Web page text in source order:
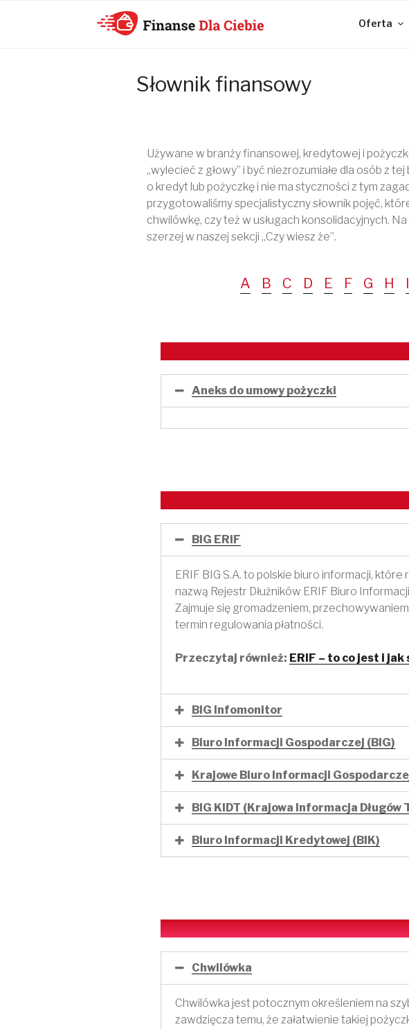
CHWILÓWEK
FINANSE DLA
CIEBIE –
SPŁATA
CHWILÓWEK I
KONSOLIDACJA
Oferta
Słownik finansowy
Używane w branży finansowej, kredytowej i
„wylecieć z głowy” i być niezrozumiałe dla osób z
o kredyt lub pożyczkę i nie ma styczności z tym
przygotowaliśmy specjalistyczny słownik pojęć,
chwilówkę, czy też w usługach konsolidacyjnych.
szerzej w naszej sekcji „Czy wiesz że”.
A B C D E F G H I
Aneks do umowy pożyczki
BIG ERIF
ERIF BIG S.A. to polskie biuro informacji,
nazwą Rejestr Dłużników ERIF Biuro
Zajmuje się gromadzeniem,
termin regulowania płatności.
Przeczytaj również: ERIF – to co jest i
BIG Infomonitor
Biuro Informacji Gospodarczej (BIG)
Krajowe Biuro Informacji
BIG KIDT (Krajowa Informacja
Biuro Informacji Kredytowej (BIK)
Chwilówka
Chwilówka jest potocznym określeniem na
zawdzięcza temu, że załatwienie takiej